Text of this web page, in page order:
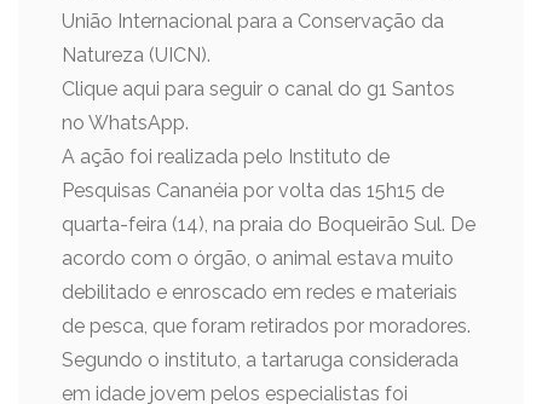
União Internacional para a Conservação da
Natureza (UICN).
Clique aqui para seguir o canal do g1 Santos
no WhatsApp.
A ação foi realizada pelo Instituto de
Pesquisas Cananéia por volta das 15h15 de
quarta-feira (14), na praia do Boqueirão Sul. De
acordo com o órgão, o animal estava muito
debilitado e enroscado em redes e materiais
de pesca, que foram retirados por moradores.
Segundo o instituto, a tartaruga considerada
em idade jovem pelos especialistas foi